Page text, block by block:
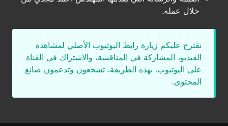
خلال عمله.
نقترح عليكم زيارة رابط اليوتيوب الأصلي لمشاهدة
الفيديو، المشاركة في المناقشة، والاشتراك في القناة
على اليوتيوب. بهذه الطريقة، تشجعون وتدعمون صانع
المحتوى.